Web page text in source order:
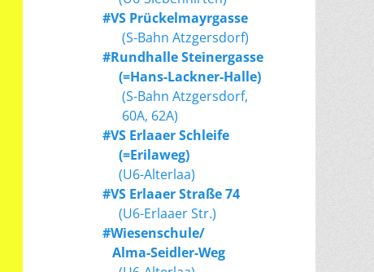
#VS Prückelmayrgasse
(S-Bahn Atzgersdorf)
#Rundhalle Steinergasse
(=Hans-Lackner-Halle)
(S-Bahn Atzgersdorf,
60A, 62A)
#VS Erlaaer Schleife
(=Erilaweg)
(U6-Alterlaa)
#VS Erlaaer Straße 74
(U6-Erlaaer Str.)
#Wiesenschule/
Alma-Seidler-Weg